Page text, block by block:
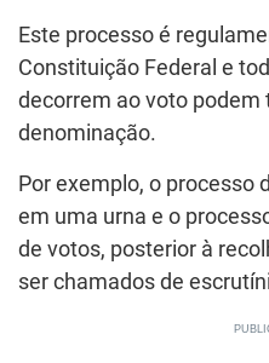
Este processo é
Constituição Federal e
decorrem ao voto podem
denominação.
Por exemplo, o processo
em uma urna e o
de votos, posterior à
ser chamados de